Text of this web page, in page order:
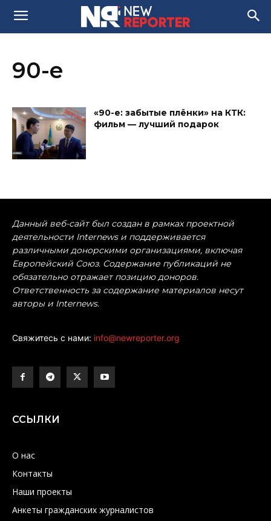
90-е
«90-е: забытые плёнки» на КТК:
фильм — лучший подарок
Данный веб-сайт был создан в рамках проектной
деятельности Internews и поддерживается
различными донорскими организациями, включая
Европейский Союз. Содержание публикаций не
обязательно отражает позицию доноров.
Ответственность за содержание материалов несут
авторы и Internews.
Свяжитесь с нами: info@newreporter.org
ССЫЛКИ
О нас
Контакты
Наши проекты
Анкеты гражданских журналистов